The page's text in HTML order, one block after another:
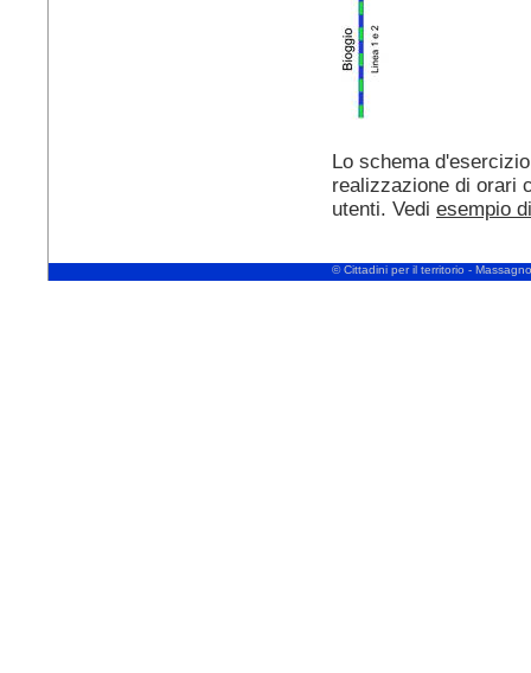
Lo schema
realizzazione di orari
utenti. Vedi esempio
© Cittadini per il territorio -